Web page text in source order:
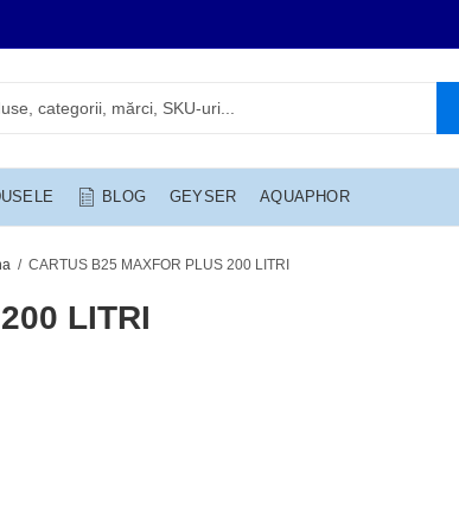
BLOG GEYSER AQUAPHOR
CARTUS B25 MAXFOR PLUS 200 LITRI
LITRI